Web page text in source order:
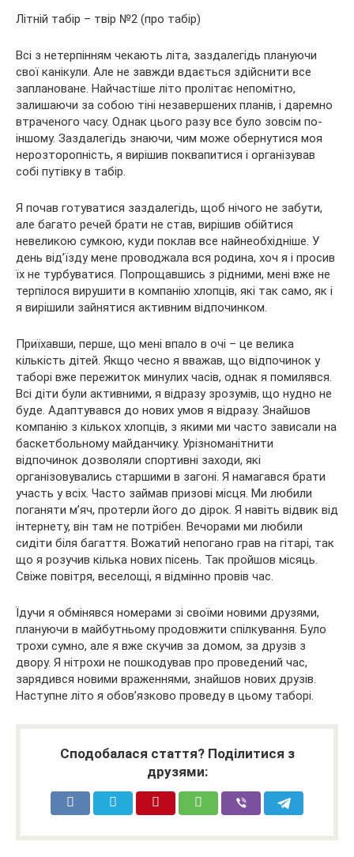
Літній табір – твір №2 (про табір)
Всі з нетерпінням чекають літа, заздалегідь плануючи
свої канікули. Але не завжди вдається здійснити все
заплановане. Найчастіше літо пролітає непомітно,
залишаючи за собою тіні незавершених планів, і даремно
втраченого часу. Однак цього разу все було зовсім по-
іншому. Заздалегідь знаючи, чим може обернутися моя
нерозторопність, я вирішив поквапитися і організував
собі путівку в табір.
Я почав готуватися заздалегідь, щоб нічого не забути,
але багато речей брати не став, вирішив обійтися
невеликою сумкою, куди поклав все найнеобхідніше. У
день від’їзду мене проводжала вся родина, хоч я і просив
їх не турбуватися. Попрощавшись з рідними, мені вже не
терпілося вирушити в компанію хлопців, які так само, як і
я вирішили зайнятися активним відпочинком.
Приїхавши, перше, що мені впало в очі – це велика
кількість дітей. Якщо чесно я вважав, що відпочинок у
таборі вже пережиток минулих часів, однак я помилявся.
Всі діти були активними, я відразу зрозумів, що нудно не
буде. Адаптувався до нових умов я відразу. Знайшов
компанію з кількох хлопців, з якими ми часто зависали на
баскетбольному майданчику. Урізноманітнити
відпочинок дозволяли спортивні заходи, які
організовувались старшими в загоні. Я намагався брати
участь у всіх. Часто займав призові місця. Ми любили
поганяти м’яч, протерли його до дірок. Я навіть відвик від
інтернету, він там не потрібен. Вечорами ми любили
сидіти біля багаття. Вожатий непогано грав на гітарі, так
що я розучив кілька нових пісень. Так пройшов місяць.
Свіже повітря, веселощі, я відмінно провів час.
Їдучи я обмінявся номерами зі своїми новими друзями,
плануючи в майбутньому продовжити спілкування. Було
трохи сумно, але я вже скучив за домом, за друзів з
двору. Я нітрохи не пошкодував про проведений час,
зарядився новими враженнями, знайшов нових друзів.
Наступне літо я обов’язково проведу в цьому таборі.
Сподобалася стаття? Поділитися з
друзями: